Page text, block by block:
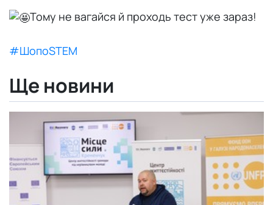
Тому не вагайся й проходь тест уже зараз!
#ШопоSTEM
Ще новини